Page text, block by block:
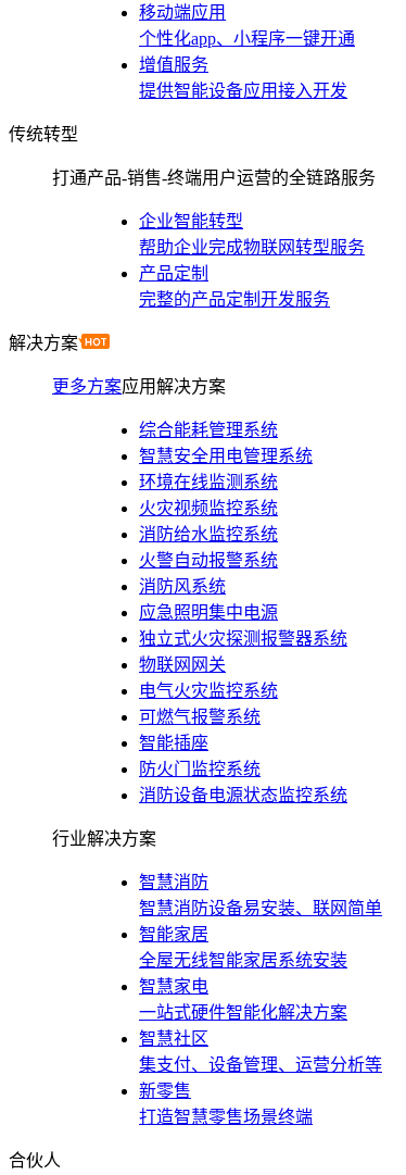
移动端应用
个性化app、小程序一键开通
增值服务
提供智能设备应用接入开发
传统转型
打通产品-销售-终端用户运营的全链路服务
企业智能转型
帮助企业完成物联网转型服务
产品定制
完整的产品定制开发服务
解决方案
更多方案应用解决方案
综合能耗管理系统
智慧安全用电管理系统
环境在线监测系统
火灾视频监控系统
消防给水监控系统
火警自动报警系统
消防风系统
应急照明集中电源
独立式火灾探测报警器系统
物联网网关
电气火灾监控系统
可燃气报警系统
智能插座
防火门监控系统
消防设备电源状态监控系统
行业解决方案
智慧消防
智慧消防设备易安装、联网简单
智能家居
全屋无线智能家居系统安装
智慧家电
一站式硬件智能化解决方案
智慧社区
集支付、设备管理、运营分析等
新零售
打造智慧零售场景终端
合伙人